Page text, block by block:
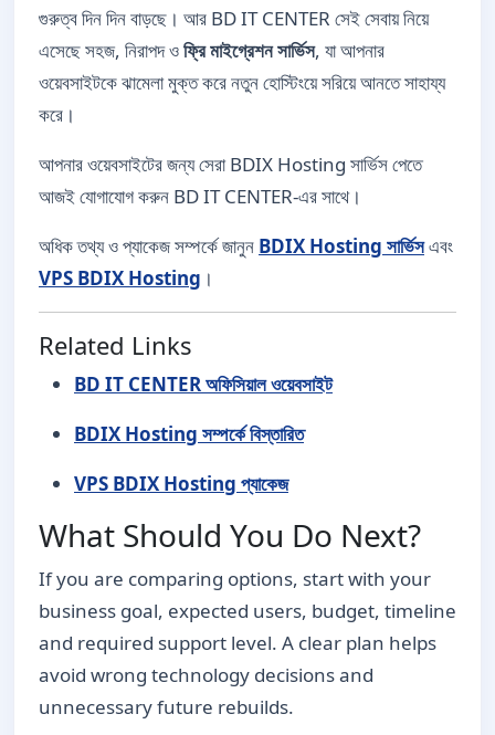
গুরুত্ব দিন দিন বাড়ছে। আর BD IT CENTER সেই সেবায় নিয়ে
এসেছে সহজ, নিরাপদ ওফ্রি মাইগ্রেশন সার্ভিস, যা আপনার
ওয়েবসাইটকে ঝামেলা মুক্ত করে নতুন হোস্টিংয়ে সরিয়ে আনতে সাহায্য
করে।
আপনার ওয়েবসাইটের জন্য সেরা BDIX Hosting সার্ভিস পেতে
আজই যোগাযোগ করুন BD IT CENTER-এর সাথে।
অধিক তথ্য ও প্যাকেজ সম্পর্কে জানুন BDIX Hosting সার্ভিসএবং
VPS BDIX Hosting ।
Related Links
BD IT CENTER অফিসিয়াল ওয়েবসাইট
BDIX Hosting সম্পর্কে বিস্তারিত
VPS BDIX Hosting প্যাকেজ
What Should You Do Next?
If you are comparing options, start with your
business goal, expected users, budget, timeline
and required support level. A clear plan helps
avoid wrong technology decisions and
unnecessary future rebuilds.